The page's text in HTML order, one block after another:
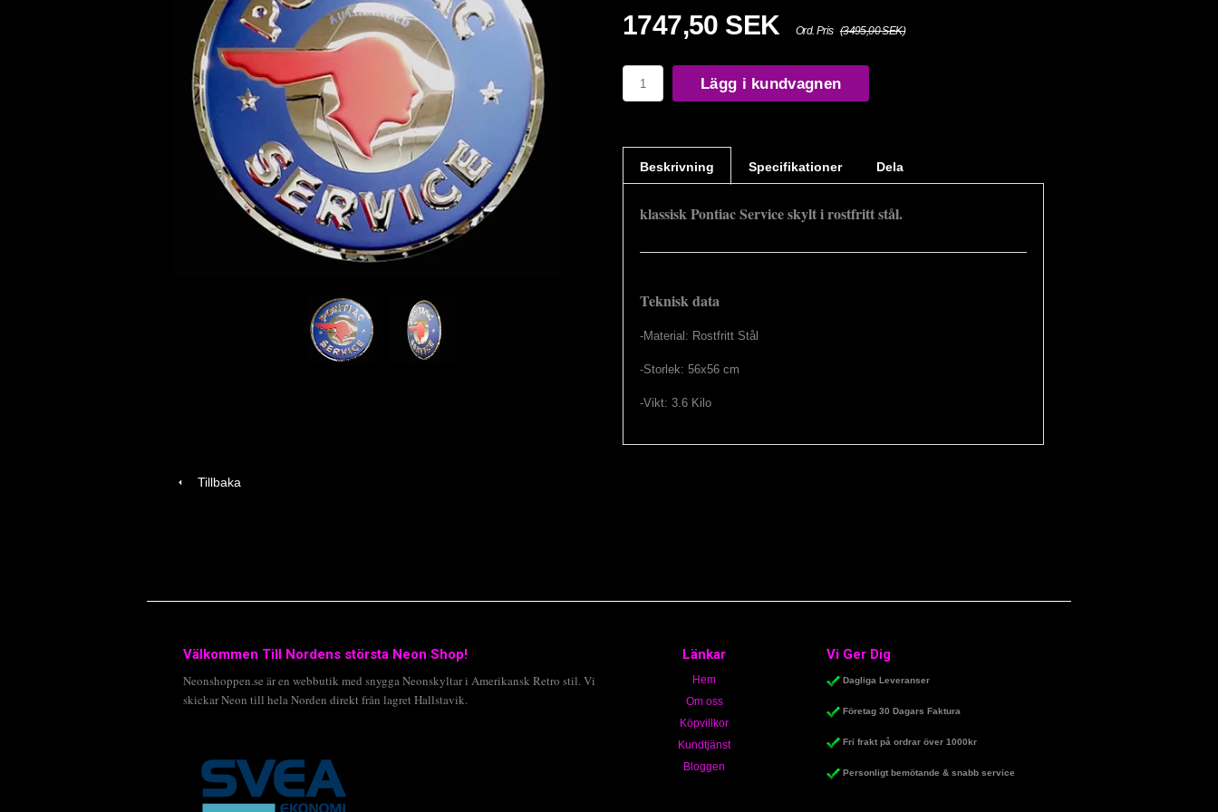
1747,50 SEK Ord. Pris (3495,00 SEK)
Lägg i kundvagnen
Beskrivning Specifikationer Dela
klassisk Pontiac Service skylt i rostfritt stål.
Teknisk data
-Material: Rostfritt Stål
-Storlek: 56x56 cm
-Vikt: 3.6 Kilo
Tillbaka
Välkommen Till Nordens största Neon Shop!
Neonshoppen.se är en webbutik med snygga Neonskyltar i Amerikansk Retro stil. Vi
skickar Neon till hela Norden direkt från lagret Hallstavik.
Länkar
Hem
Om oss
Köpvillkor
Kundtjänst
Bloggen
Vi Ger Dig
Dagliga Leveranser
Företag 30 Dagars Faktura
Fri frakt på ordrar över 1000kr
Personligt bemötande & snabb service